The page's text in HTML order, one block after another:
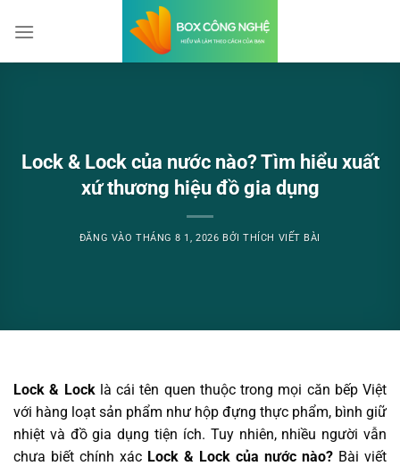
qua
Lock & Lock của nước nào? Tìm hiểu xuất
xứ thương hiệu đồ gia dụng
ĐĂNG VÀO THÁNG 8 1, 2026 BỞITHÍCH VIẾT BÀI
Lock & Lock là cái tên quen thuộc trong mọi căn bếp Việt
với hàng loạt sản phẩm như hộp đựng thực phẩm, bình giữ
nhiệt và đồ gia dụng tiện ích. Tuy nhiên, nhiều người vẫn
chưa biết chính xác Lock & Lock của nước nào? Bài viết